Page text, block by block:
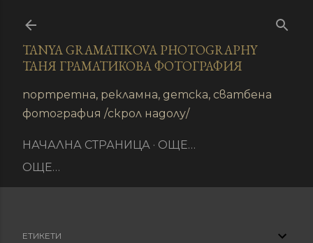
TANYA GRAMATIKOVA PHOTOGRAPHY
ТАНЯ ГРАМАТИКОВА ФОТОГРАФИЯ
портретна, рекламна, детска, сватбена
фотография /скрол надолу/
НАЧАЛНА СТРАНИЦА
ОЩЕ…
ОЩЕ…
ЕТИКЕТИ